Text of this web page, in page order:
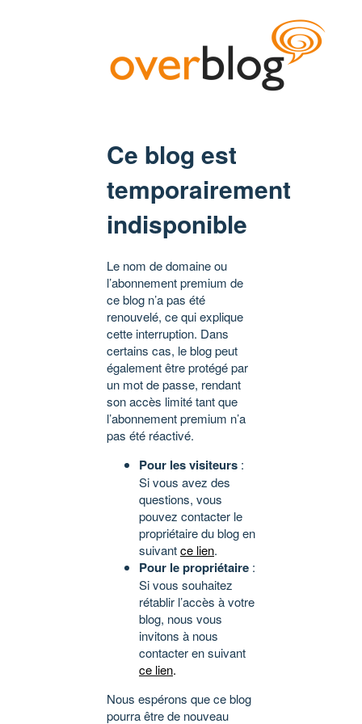
Ce blog est
temporairement
indisponible
Le nom de domaine ou
l’abonnement premium de
ce blog n’a pas été
renouvelé, ce qui explique
cette interruption. Dans
certains cas, le blog peut
également être protégé par
un mot de passe, rendant
son accès limité tant que
l’abonnement premium n’a
pas été réactivé.
Pour les visiteurs :
Si vous avez des
questions, vous
pouvez contacter le
propriétaire du blog en
suivantce lien.
Pour le propriétaire :
Si vous souhaitez
rétablir l’accès à votre
blog, nous vous
invitons à nous
contacter en suivant
ce lien.
Nous espérons que ce blog
pourra être de nouveau